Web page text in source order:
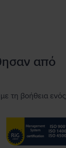
από
τη βοήθεια ενός